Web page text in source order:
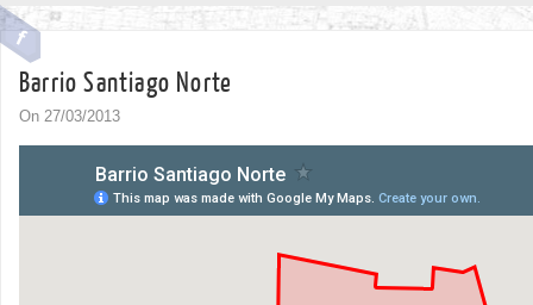
Barrio Santiago Norte
On 27/03/2013